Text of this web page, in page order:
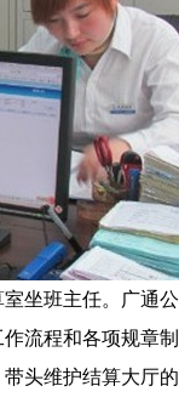
坐班主任。广通
流程和各项规章
头维护结算大厅